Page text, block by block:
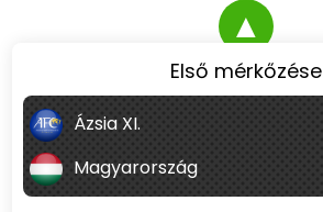
▲
Első mérkőzése
Ázsia XI.
Magyarország